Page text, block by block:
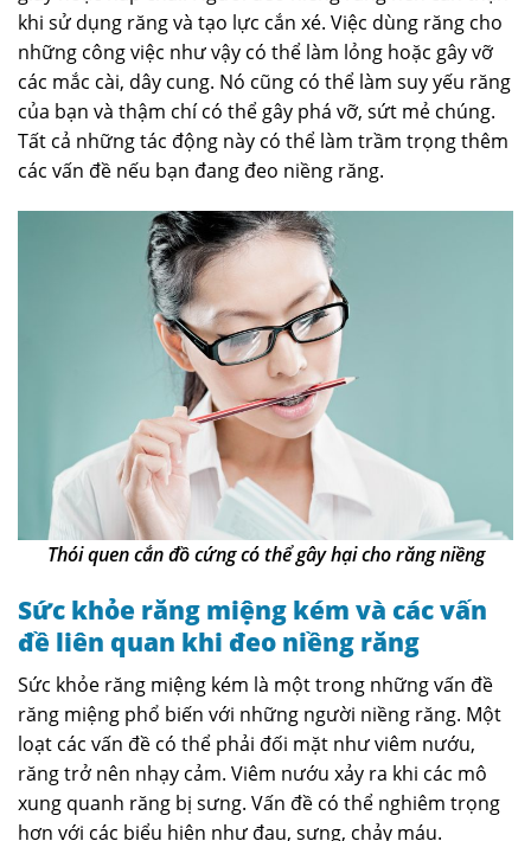
khi sử dụng răng và tạo lực cắn xé. Việc dùng răng cho
những công việc như vậy có thể làm lỏng hoặc gây vỡ
các mắc cài, dây cung. Nó cũng có thể làm suy yếu răng
của bạn và thậm chí có thể gây phá vỡ, sứt mẻ chúng.
Tất cả những tác động này có thể làm trầm trọng thêm
các vấn đề nếu bạn đang đeo niềng răng.
Thói quen cắn đồ cứng có thể gây hại cho răng niềng
Sức khỏe răng miệng kém và các vấn
đề liên quan khi đeo niềng răng
Sức khỏe răng miệng kém là một trong những vấn đề
răng miệng phổ biến với những người niềng răng. Một
loạt các vấn đề có thể phải đối mặt như viêm nướu,
răng trở nên nhạy cảm. Viêm nướu xảy ra khi các mô
xung quanh răng bị sưng. Vấn đề có thể nghiêm trọng
hơn với các biểu hiện như đau, sưng, chảy máu.